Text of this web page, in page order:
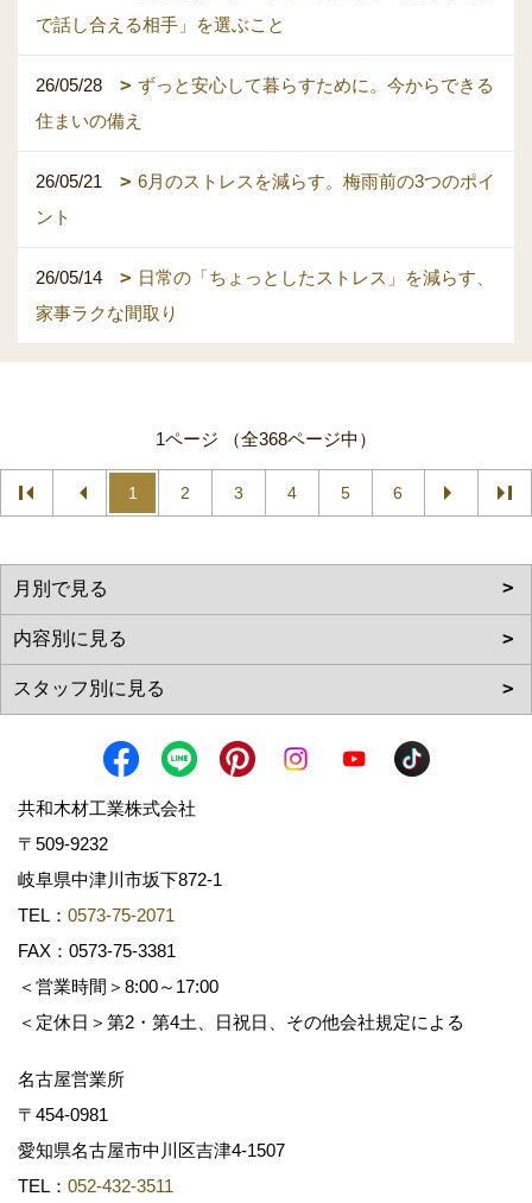
で話し合える相手」を選ぶこと
26/05/28
ずっと安心して暮らすために。今からできる
住まいの備え
26/05/21
6月のストレスを減らす。梅雨前の3つのポイ
ント
26/05/14
日常の「ちょっとしたストレス」を減らす、
家事ラクな間取り
1ページ （全368ページ中）
1 2 3 4 5 6
共和木材工業株式会社
〒509-9232
岐阜県中津川市坂下872‐1
TEL： 0573-75-2071
FAX：0573-75-3381
＜営業時間＞8:00～17:00
＜定休日＞第2・第4土、日祝日、その他会社規定による
名古屋営業所
〒454-0981
愛知県名古屋市中川区吉津4-1507
TEL： 052-432-3511